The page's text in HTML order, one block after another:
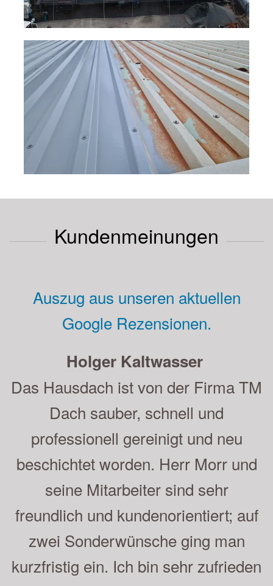
Kundenmeinungen
Auszug aus unseren aktuellen
Google Rezensionen.
Andreas Strauß
Sehr gute Beratung, saubere und
schnelle Ausführung der Arbeiten.
Herr Moor und sein Mitarbeiter sind
empfehlenswert, was wir gern getan
haben. Auch unsere Nachbarn sind
sehr zufrieden. Die Beschichtung ist
nun schon 5 Jahre auf dem Dach
und sieht immer noch sehr gut aus.